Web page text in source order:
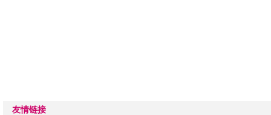
友情链接